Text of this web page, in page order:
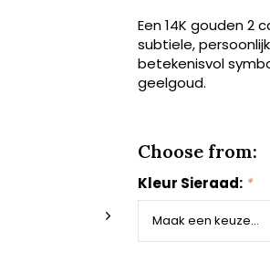
Een 14K gouden
subtiele,
betekenisvol
geelgoud.
Choose from:
Kleur Sieraad: *